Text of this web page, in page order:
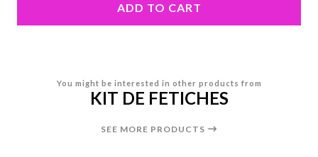
ADD TO CART
You might be interested in other products from
KIT DE FETICHES
SEE MORE PRODUCTS